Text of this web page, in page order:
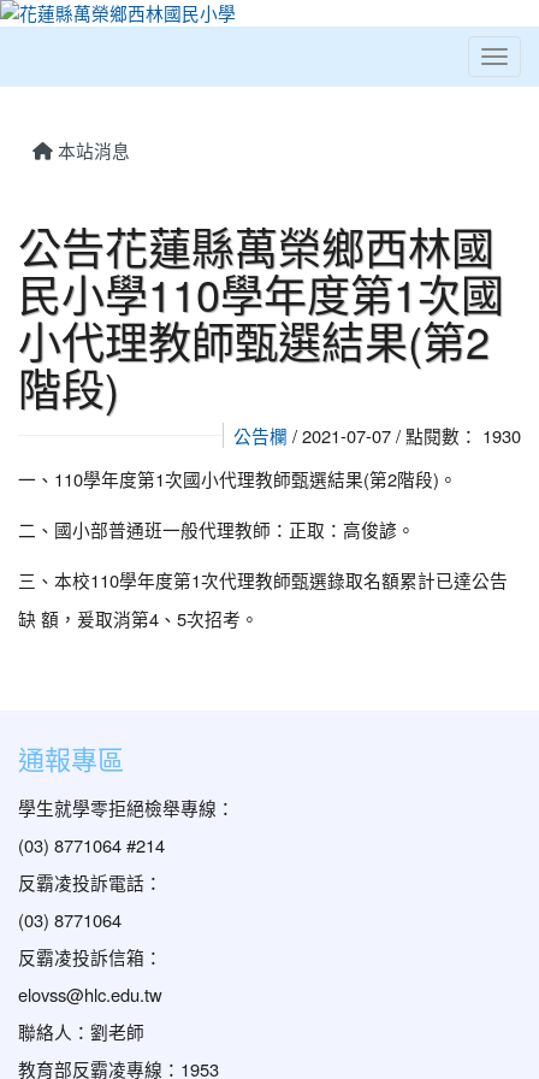
⏸
本站消息
公告花蓮縣萬榮鄉西林國
民小學110學年度第1次國
小代理教師甄選結果(第2
階段)
公告欄 / 2021-07-07 / 點閱數： 1930
一、110學年度第1次國小代理教師甄選結果(第2階段)。
二、國小部普通班一般代理教師：正取：高俊諺。
三、本校110學年度第1次代理教師甄選錄取名額累計已達公告
缺 額，爰取消第4、5次招考。
通報專區
學生就學零拒絕檢舉專線：
(03) 8771064 #214
反霸凌投訴電話：
(03) 8771064
反霸凌投訴信箱：
elovss@hlc.edu.tw
聯絡人：劉老師
教育部反霸凌專線：1953